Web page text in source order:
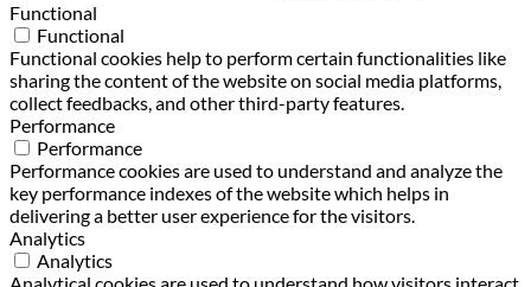
Functional
Functional
Functional cookies help to perform certain functionalities like
sharing the content of the website on social media platforms,
collect feedbacks, and other third-party features.
Performance
Performance
Performance cookies are used to understand and analyze the
key performance indexes of the website which helps in
delivering a better user experience for the visitors.
Analytics
Analytics